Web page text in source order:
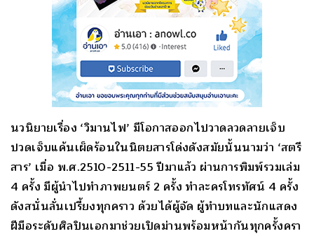
นวนิยายเรื่อง ‘วิมานไฟ’ มีโอกาสออกไปวาดลวดลายเจ็บ
ปวดเจ็บแค้นเผ็ดร้อนในนิตยสารโด่งดังสมัยนั้นนามว่า ‘สตรี
สาร’ เมื่อ พ.ศ.2510-2511-55 ปีมาแล้ว ผ่านการพิมพ์รวมเล่ม
4 ครั้ง มีผู้นำไปทำภาพยนตร์ 2 ครั้ง ทำละครโทรทัศน์ 4 ครั้ง
ดังสนั่นลั่นเปรี้ยงทุกคราว ด้วยได้ผู้จัด ผู้ทำบทและนักแสดง
ฝีมือระดับศิลปินเอกมาช่วยเปิดม่านพร้อมหน้ากันทุกครั้งครา